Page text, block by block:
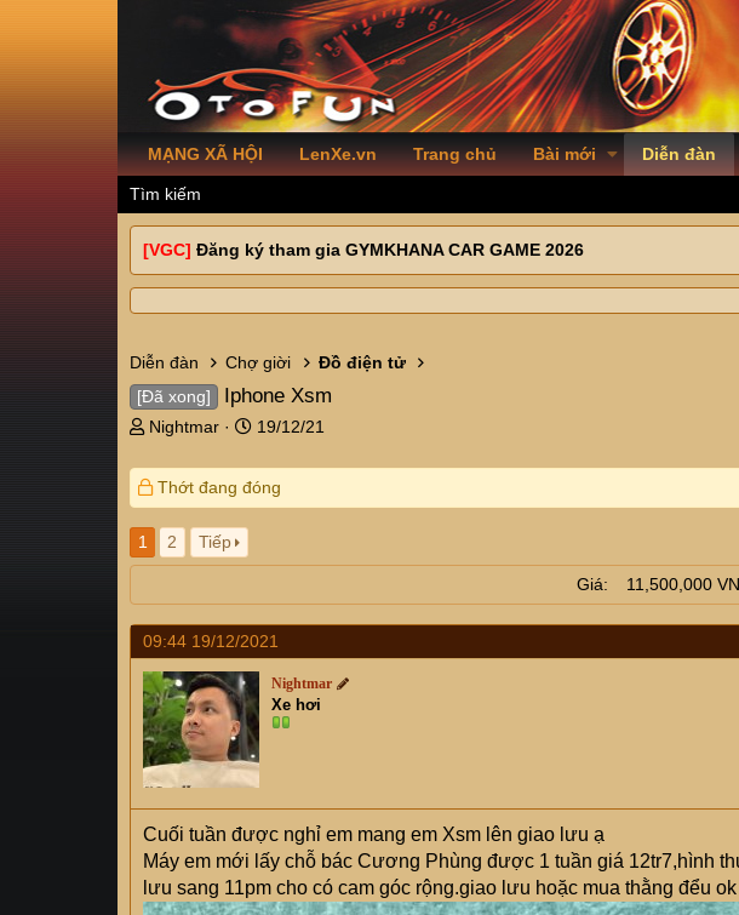
MẠNG XÃ HỘI LenXe.vn Trang chủ Bài mới Diễn đàn
Tìm kiếm
[VGC] Đăng ký tham gia GYMKHANA CAR GAME 2026
Diễn đàn Chợ giời Đồ điện tử
[Đã xong] Iphone Xsm
T
r
e
s
a
r
t
e
r
Nightmar
N
à
y
i
19/12/21
Thớt đang đóng
1 2 Tiếp
Giá 11,500,000
09:44 19/12/2021
Nightmar
Xe hơi
Cuối tuần được nghỉ em mang em Xsm lên giao lưu ạ
Máy em mới lấy chỗ bác Cương Phùng được 1 tuần giá 12tr7,hình
lưu sang 11pm cho có cam góc rộng.giao lưu hoặc mua thằng đểu ok